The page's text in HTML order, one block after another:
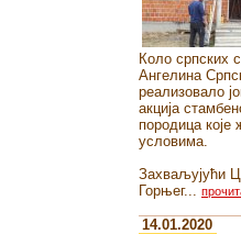
Коло српских
Ангелина
реализовало
акција
породица
условима.
Захваљујући
Горњег...
14.01.2020